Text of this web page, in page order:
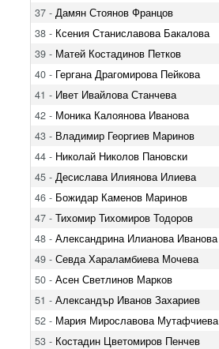
37 - Дамян Стоянов Францов
38 - Ксения Станиславова Бакалова
39 - Матей Костадинов Петков
40 - Гергана Драгомирова Пейкова
41 - Ивет Ивайлова Станчева
42 - Моника Калоянова Иванова
43 - Владимир Георгиев Маринов
44 - Николай Николов Пановски
45 - Десислава Илиянова Илиева
46 - Божидар Каменов Маринов
47 - Тихомир Тихомиров Тодоров
48 - Александрина Илианова Иванова
49 - Севда Хараламбиева Мочева
50 - Асен Светлинов Марков
51 - Александър Иванов Захариев
52 - Мария Мирославова Мутафчиева
53 - Костадин Цветомиров Пенчев